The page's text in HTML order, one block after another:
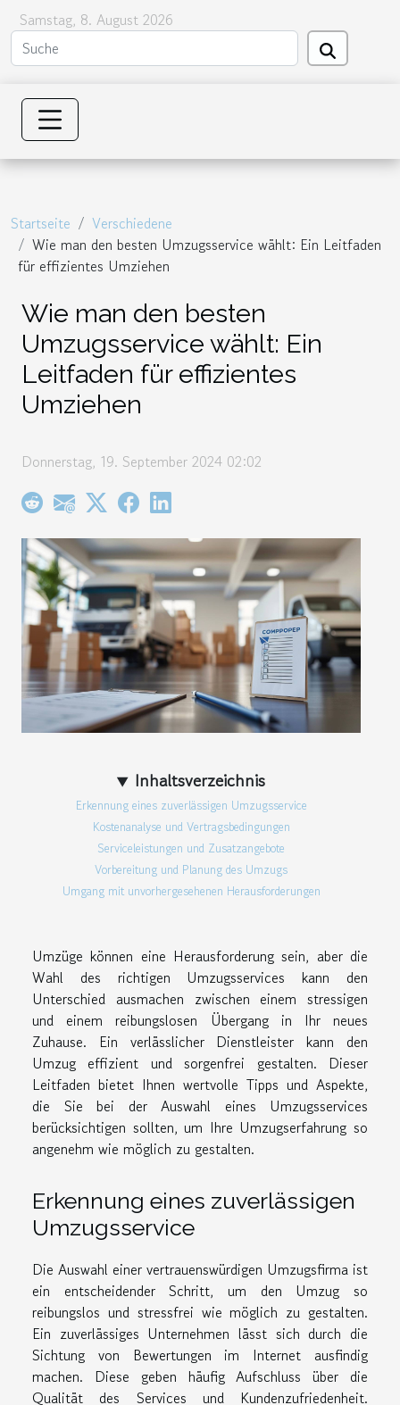
Samstag, 8. August 2026
Startseite
Verschiedene
Wie man den besten Umzugsservice wählt: Ein Leitfaden
für effizientes Umziehen
Wie man den besten
Umzugsservice wählt: Ein
Leitfaden für effizientes
Umziehen
Donnerstag, 19. September 2024 02:02
Inhaltsverzeichnis
Erkennung eines zuverlässigen Umzugsservice
Kostenanalyse und Vertragsbedingungen
Serviceleistungen und Zusatzangebote
Vorbereitung und Planung des Umzugs
Umgang mit unvorhergesehenen Herausforderungen
Umzüge können eine Herausforderung sein, aber die
Wahl des richtigen Umzugsservices kann den
Unterschied ausmachen zwischen einem stressigen
und einem reibungslosen Übergang in Ihr neues
Zuhause. Ein verlässlicher Dienstleister kann den
Umzug effizient und sorgenfrei gestalten. Dieser
Leitfaden bietet Ihnen wertvolle Tipps und Aspekte,
die Sie bei der Auswahl eines Umzugsservices
berücksichtigen sollten, um Ihre Umzugserfahrung so
angenehm wie möglich zu gestalten.
Erkennung eines zuverlässigen
Umzugsservice
Die Auswahl einer vertrauenswürdigen Umzugsfirma ist
ein entscheidender Schritt, um den Umzug so
reibungslos und stressfrei wie möglich zu gestalten.
Ein zuverlässiges Unternehmen lässt sich durch die
Sichtung von Bewertungen im Internet ausfindig
machen. Diese geben häufig Aufschluss über die
Qualität des Services und Kundenzufriedenheit.